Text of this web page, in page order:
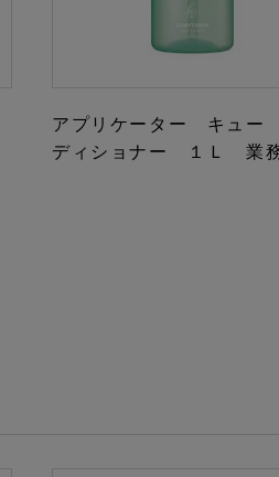
アプリケーター キュー
ディショナー １Ｌ 業